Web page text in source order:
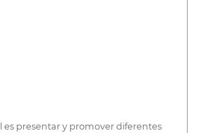
es presentar y promover diferentes